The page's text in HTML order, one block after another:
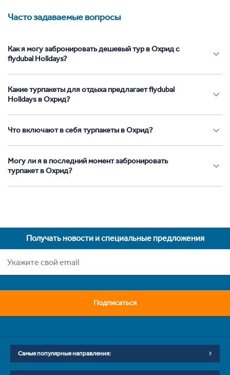
Часто задаваемые вопросы
Как я могу забронировать дешевый тур в Охрид с
flydubai Holidays?
Какие турпакеты для отдыха предлагает flydubai
Holidays в Охрид?
Что включают в себя турпакеты в Охрид?
Могу ли я в последний момент забронировать
турпакет в Охрид?
Получать новости и специальные предложения
Подписаться
Самые популярные направления: